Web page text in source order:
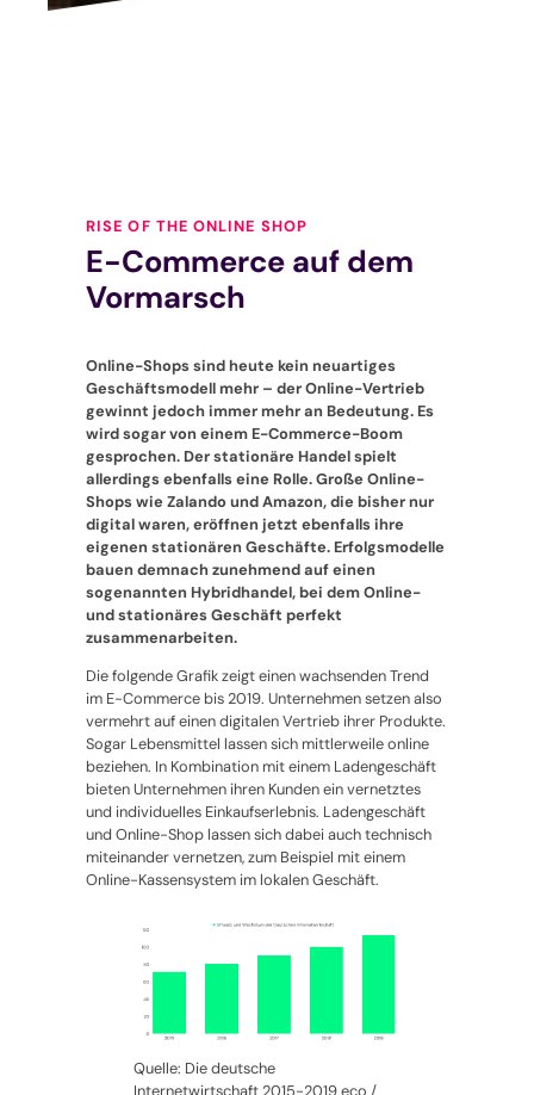
RISE OF THE ONLINE SHOP
E-Commerce auf dem
Vormarsch
Online-Shops sind heute kein neuartiges
Geschäftsmodell mehr – der Online-Vertrieb
gewinnt jedoch immer mehr an Bedeutung. Es
wird sogar von einem E-Commerce-Boom
gesprochen. Der stationäre Handel spielt
allerdings ebenfalls eine Rolle. Große Online-
Shops wie Zalando und Amazon, die bisher nur
digital waren, eröffnen jetzt ebenfalls ihre
eigenen stationären Geschäfte. Erfolgsmodelle
bauen demnach zunehmend auf einen
sogenannten Hybridhandel, bei dem Online-
und stationäres Geschäft perfekt
zusammenarbeiten.
Die folgende Grafik zeigt einen wachsenden Trend
im E-Commerce bis 2019. Unternehmen setzen also
vermehrt auf einen digitalen Vertrieb ihrer Produkte.
Sogar Lebensmittel lassen sich mittlerweile online
beziehen. In Kombination mit einem Ladengeschäft
bieten Unternehmen ihren Kunden ein vernetztes
und individuelles Einkaufserlebnis. Ladengeschäft
und Online-Shop lassen sich dabei auch technisch
miteinander vernetzen, zum Beispiel mit einem
Online-Kassensystem im lokalen Geschäft.
Quelle: Die deutsche
Internetwirtschaft 2015-2019 eco /